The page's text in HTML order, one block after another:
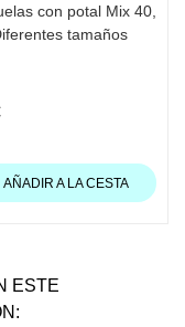
con potal Mix 40,
tamaños
AÑADIR A LA CESTA
ESTE